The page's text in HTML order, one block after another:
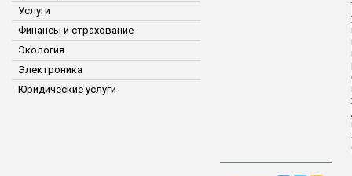
Услуги
Финансы и страхование
Экология
Электроника
Юридические услуги